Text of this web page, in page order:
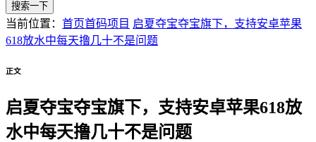
搜索一下
当前位置： 首页首码项目 启夏夺宝夺宝旗下，支持安卓苹果
618放水中每天撸几十不是问题
正文
启夏夺宝夺宝旗下，支持安卓苹果618放
水中每天撸几十不是问题